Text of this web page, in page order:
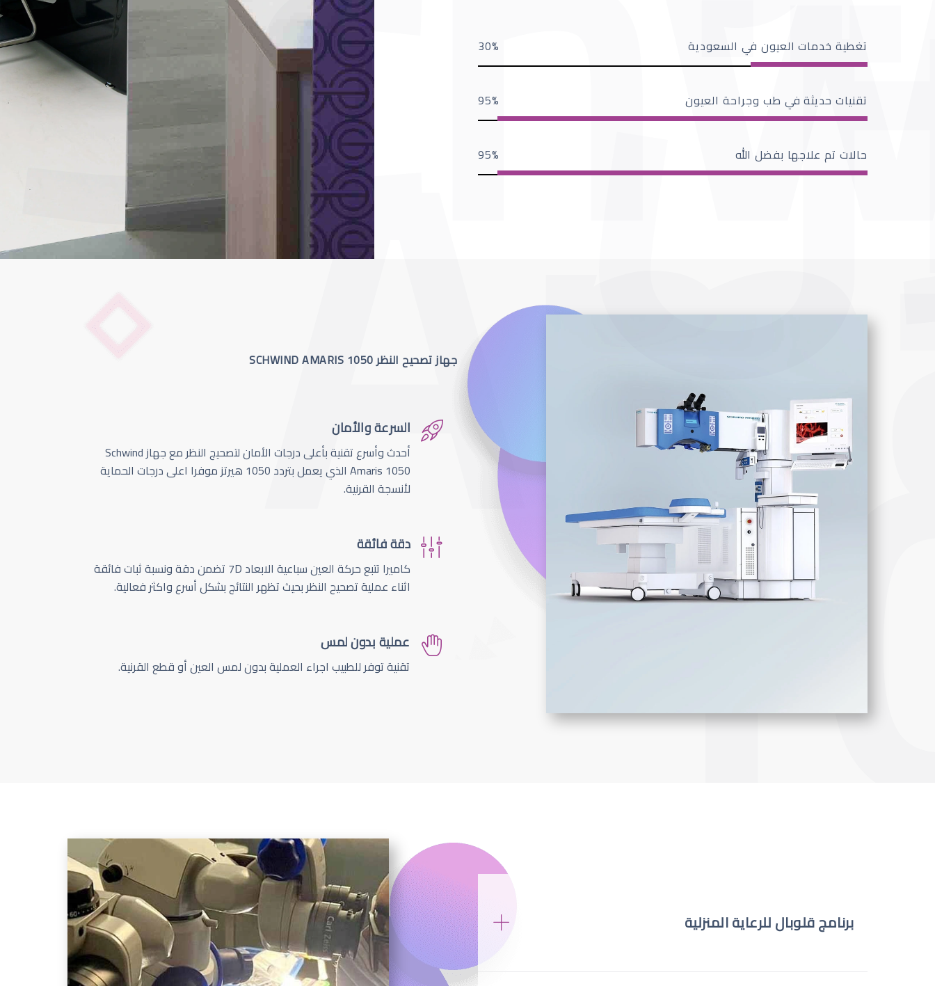
تغطية خدمات العيون في السعودية 30
تقنيات حديثة في طب وجراحة العيون 95
حالات تم علاجها بفضل الله 95
جهاز تصحيح النظر SCHWIND AMARIS 1050
السرعة والأمان
أحدث وأسرع تقنية بأعلى درجات الأمان لتصحيج النظر مع جهاز Schwind
Amaris 1050 الذي يعمل بتردد 1050 هيرتز موفرا اعلى درجات الحماية
لأنسجة القرنية.
دقة فائقة
كاميرا تتبع حركة العين سباعية الابعاد 7D تضمن دقة ونسبة ثبات فائقة
اثناء عملية تصحيح النظر بحيث تظهر النتائج بشكل أسرع واكثر فعالية.
عملية بدون لمس
تقنية توفر للطبيب اجراء العملية بدون لمس العين أو قطع القرنية.
برنامج قلوبال للرعاية المنزلية